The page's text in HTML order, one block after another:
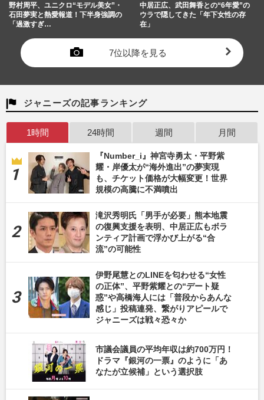
野村周平、ユニクロ“モデル美女”・
石田夢実と熱愛報道！下半身強調の
「過激すぎ…
中居正広、武田舞香との“6年愛”の
ウラで隠してきた「年下女性の存
在」
7位以降を見る
ジャニーズの記事ランキング
1時間 24時間 週間 月間
『Number_i』神宮寺勇太・平野紫
耀・岸優太が“海外進出”の夢実現
も、チケット価格が大幅変更！世界
規模の高騰に不満噴出
滝沢秀明氏「男手が必要」熊本地震
の復興支援を表明、中居正広もボラ
ンティア計画で浮かび上がる“合
流”の可能性
伊野尾慧とのLINEを匂わせる“女性
の正体”、平野紫耀との“デート疑
惑”や高橋海人には「普段からあんな
感じ」投稿連発、繋がりアピールで
ジャニーズは戦々恐々か
市議会議員の平均年収は約700万円！
ドラマ『銀河の一票』のように「あ
なたが立候補」という選択肢